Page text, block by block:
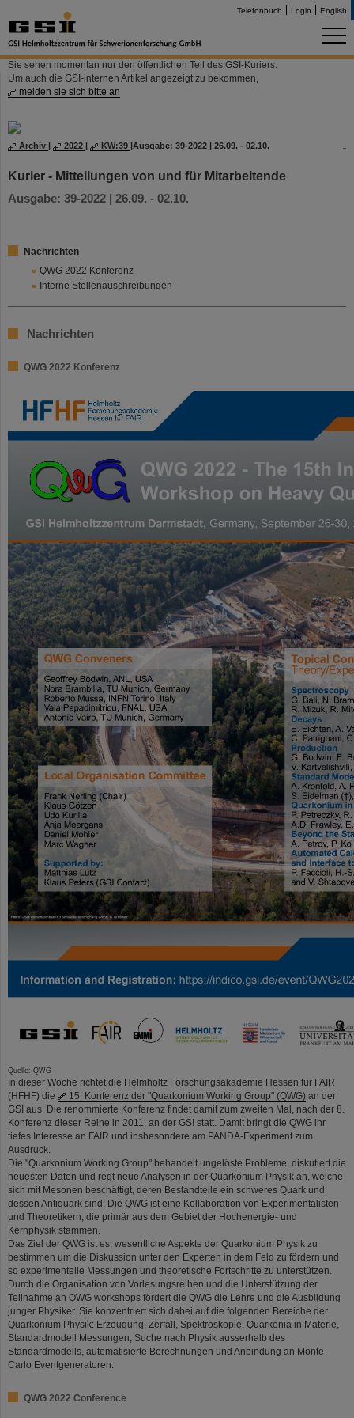
Telefonbuch Login English
Sie sehen momentan nur den öffentlichen Teil des GSI-Kuriers.
Um auch die GSI-internen Artikel angezeigt zu bekommen,
melden sie sich bitte an
Archiv | 2022 | KW:39 |Ausgabe: 39-2022 | 26.09. - 02.10.
Kurier - Mitteilungen von und für Mitarbeitende
Ausgabe: 39-2022 | 26.09. - 02.10.
Nachrichten
QWG 2022 Konferenz
Interne Stellenauschreibungen
Nachrichten
QWG 2022 Konferenz
Quelle: QWG
In dieser Woche richtet die Helmholtz Forschungsakademie Hessen für FAIR
(HFHF) die
15. Konferenz der "Quarkonium Working Group" (QWG) an der
GSI aus. Die renommierte Konferenz findet damit zum zweiten Mal, nach der 8.
Konferenz dieser Reihe in 2011, an der GSI statt. Damit bringt die QWG ihr
tiefes Interesse an FAIR und insbesondere am PANDA-Experiment zum
Ausdruck.
Die "Quarkonium Working Group" behandelt ungelöste Probleme, diskutiert die
neuesten Daten und regt neue Analysen in der Quarkonium Physik an, welche
sich mit Mesonen beschäftigt, deren Bestandteile ein schweres Quark und
dessen Antiquark sind. Die QWG ist eine Kollaboration von Experimentalisten
und Theoretikern, die primär aus dem Gebiet der Hochenergie- und
Kernphysik stammen.
Das Ziel der QWG ist es, wesentliche Aspekte der Quarkonium Physik zu
bestimmen um die Diskussion unter den Experten in dem Feld zu fördern und
so experimentelle Messungen und theoretische Fortschritte zu unterstützen.
Durch die Organisation von Vorlesungsreihen und die Unterstützung der
Teilnahme an QWG workshops fördert die QWG die Lehre und die Ausbildung
junger Physiker. Sie konzentriert sich dabei auf die folgenden Bereiche der
Quarkonium Physik: Erzeugung, Zerfall, Spektroskopie, Quarkonia in Materie,
Standardmodell Messungen, Suche nach Physik ausserhalb des
Standardmodells, automatisierte Berechnungen und Anbindung an Monte
Carlo Eventgeneratoren.
QWG 2022 Conference